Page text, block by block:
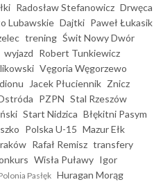
Radosław Stefanowicz Drwęca
Lubawskie Dajtki Paweł Łukasik
trening Świt Nowy Dwór
wyjazd Robert Tunkiewicz
Vęgoria Węgorzewo
Jacek Płuciennik Znicz
PZPN Stal Rzeszów
Start Nidzica Błękitni Pasym
Polska U-15 Mazur Ełk
Rafał Remisz transfery
Wisła Puławy Igor
Pasłęk Huragan Morąg